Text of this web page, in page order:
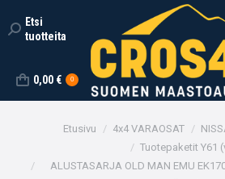
Search:
Etsi
tuotteita
0,00 € 0
You are here:
Etusivu 4x4 VARAOSAT
Tuotepaketit Y61
ALUSTASARJA OLD MAN EMU